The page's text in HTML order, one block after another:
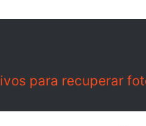
para recuperar